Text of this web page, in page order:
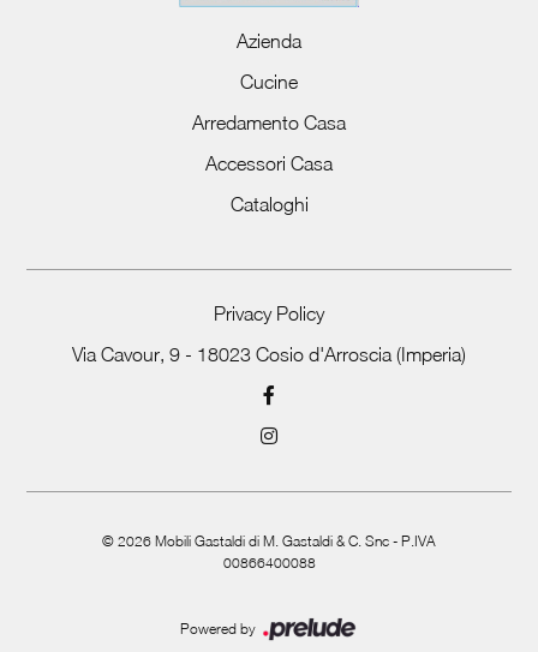
Azienda
Cucine
Arredamento Casa
Accessori Casa
Cataloghi
Privacy Policy
Via Cavour, 9 - 18023 Cosio d'Arroscia (Imperia)
© 2026 Mobili Gastaldi di M. Gastaldi & C. Snc - P.IVA
00866400088
Powered by